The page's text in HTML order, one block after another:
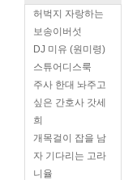
허벅지 자랑하는
보송이버섯
DJ 미유 (원미령)
스튜어디스룩
주사 한대 놔주고
싶은 간호사 갓세
희
개목걸이 잡을 남
자 기다리는 고라
니율